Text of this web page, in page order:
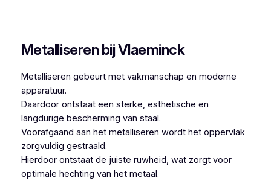
Metalliseren bij Vlaeminck
Metalliseren gebeurt met vakmanschap en moderne
apparatuur.
Daardoor ontstaat een sterke, esthetische en
langdurige bescherming van staal.
Voorafgaand aan het metalliseren wordt het oppervlak
zorgvuldig gestraald.
Hierdoor ontstaat de juiste ruwheid, wat zorgt voor
optimale hechting van het metaal.